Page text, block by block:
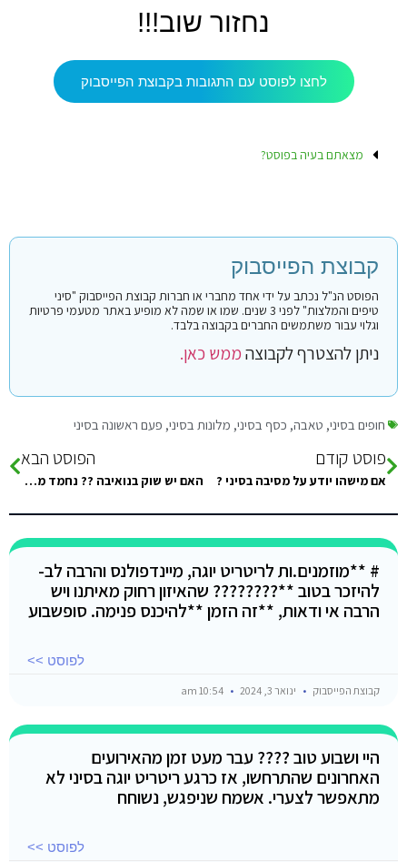
נחזור שוב!!!
לחצו לפוסט עם התגובות בקבוצת הפייסבוק
מצאתם בעיה בפוסט?
קבוצת הפייסבוק
הפוסט הנ"ל נכתב על ידי אחד מחברי או חברות קבוצת הפייסבוק "סיני
טיפים והמלצות" לפני 3 שנים. שמו או שמה לא מופיע באתר מטעמי פרטיות
וגלוי עבור משתמשים החברים בקבוצה בלבד.
ניתן להצטרף לקבוצהממש כאן.
חופים בסיני, טאבה, כסף בסיני, מלונות בסיני, פעם ראשונה בסיני
פוסט קודם
אם מישהו יודע על מסיבה בסיני ?
הפוסט הבא
האם יש שוק בנואיבה ?? נחמד משהו קטן ?
# **מוזמנים.ות לריטריט יוגה, מיינדפולנס והרבה לב-
להיזכר בטוב **???????? שהאיזון רחוק מאיתנו ויש
הרבה אי ודאות, **זה הזמן **להיכנס פנימה. סופשבוע
לפוסט >>
קבוצת הפייסבוק ינואר 3, 2024
היי ושבוע טוב ???? עבר מעט זמן מהאירועים
האחרונים שהתרחשו, אז כרגע ריטריט יוגה בסיני לא
מתאפשר לצערי. אשמח שניפגש, נשוחח
לפוסט >>